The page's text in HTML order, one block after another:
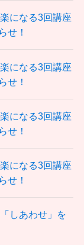
になる3回講座
せ！
になる3回講座
せ！
になる3回講座
せ！
になる3回講座
せ！
しあわせ」を